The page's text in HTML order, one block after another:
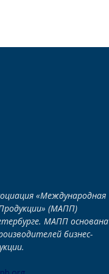
«Международная
(МАПП)
МАПП основана
бизнес-